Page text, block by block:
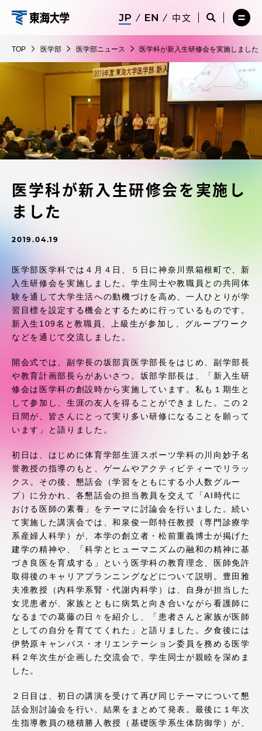
キ
ッ
プ
学
部
中文
サ
検
索
を
開
サ
イ
索
を
閉
じ
メ
ー
を
開
く
TOP 医学部 医学部ニュース 医学科が新入生研修会を実施しました
医学科が新入生研修会を実施し
ました
2019.04.19
医学部医学科では４月４日、５日に神奈川県箱根町で、新
入生研修会を実施しました。学生同士や教職員との共同体
験を通して大学生活への動機づけを高め、一人ひとりが学
習目標を設定する機会とするために行っているものです。
新入生109名と教職員、上級生が参加し、グループワーク
などを通じて交流しました。
開会式では、副学長の坂部貢医学部長をはじめ、副学部長
や教育計画部長らがあいさつ。坂部学部長は、「新入生研
修会は医学科の創設時から実施しています。私も１期生と
して参加し、生涯の友人を得ることができました。この２
日間が、皆さんにとって実り多い研修になることを願って
います」と語りました。
初日は、はじめに体育学部生涯スポーツ学科の川向妙子名
誉教授の指導のもと、ゲームやアクティビティーでリラッ
クス。その後、懇話会（学習をともにする小人数グルー
プ）に分かれ、各懇話会の担当教員を交えて「AI時代に
おける医師の素養」をテーマに討論会を行いました。続い
て実施した講演会では、和泉俊一郎特任教授（専門診療学
系産婦人科学）が、本学の創立者・松前重義博士が掲げた
建学の精神や、「科学とヒューマニズムの融和の精神に基
づき良医を育成する」という医学科の教育理念、医師免許
取得後のキャリアプランニングなどについて説明。豊田雅
夫准教授（内科学系腎・代謝内科学）は、自身が担当した
女児患者が、家族とともに病気と向き合いながら看護師に
なるまでの葛藤の日々を紹介し、「患者さんと家族が医師
としての自分を育ててくれた」と語りました。夕食後には
伊勢原キャンパス・オリエンテーション委員を務める医学
科２年次生が企画した交流会で、学生同士が親睦を深めま
した。
２日目は、初日の講演を受けて再び同じテーマについて懇
話会別討論会を行い、結果をまとめて発表。最後に１年次
生指導教員の穂積勝人教授（基礎医学系生体防御学）が、
メ
ニ
を
閉
じ
る
在学生・保護者向けポータル（TIPS）
受験・入学案内
教員・研究者ガイド
大学の概要
受験・入学案内
学生生活
グローバルネットワーク
学外連携
学園ネットワーク
アクセス情報
品川キャンパス 湘南キャンパス
伊勢原キャンパス 静岡キャンパス
熊本キャンパス
阿蘇くまもと
臨空キャンパス
札幌キャンパス